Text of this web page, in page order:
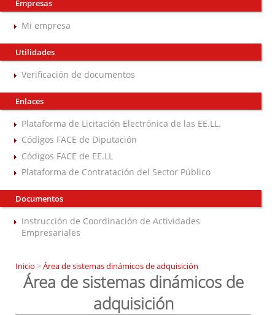
Empresas
Mi empresa
Utilidades
Verificación de documentos
Enlaces
Plataforma de Licitación Electrónica de las EE.LL.
Códigos FACE de Diputación
Códigos FACE de EE.LL
Plataforma de Contratación del Sector Público
Documentos
Instrucción de Coordinación de Actividades
Empresariales
Inicio >Área de sistemas dinámicos de adquisición
Área de sistemas dinámicos de
adquisición